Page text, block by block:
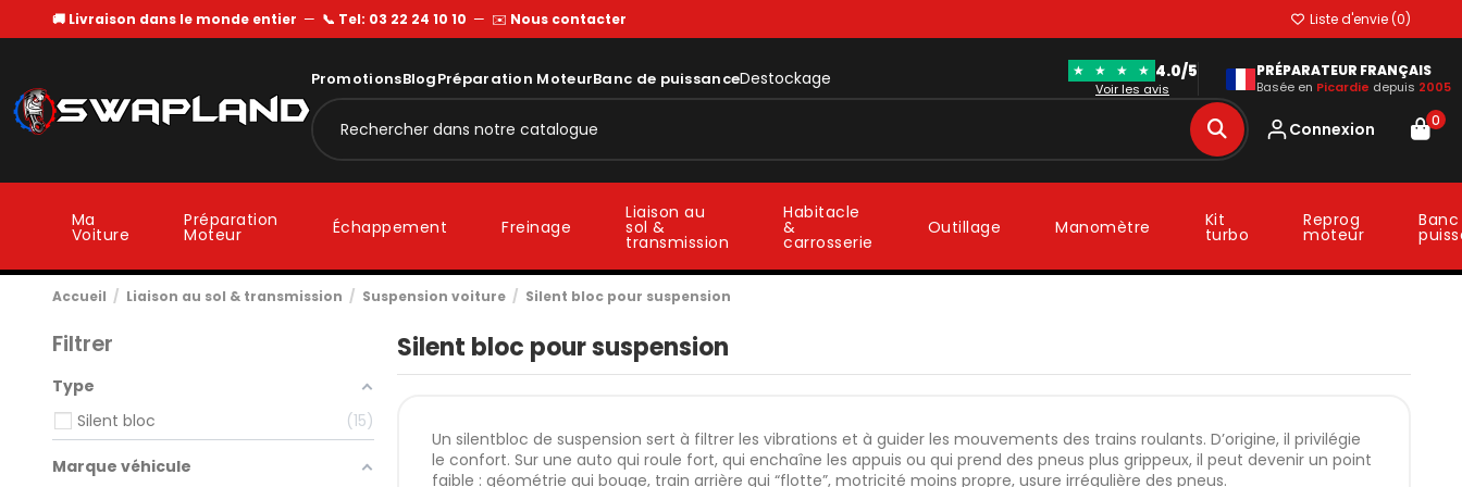
🚚 Livraison dans le monde entier — 📞 Tel: 03 22 24 10 10 — ✉️ Nous contacter Liste d'envie (0)
PromotionsBlogPréparation MoteurBanc de puissanceDestockage ★ ★ ★ ★ 4.0/5
Voir les avis
PRÉPARATEUR FRANÇAIS
Basée en Picardie depuis 2005
Connexion 0
Ma
Voiture
Préparation
Moteur Échappement Freinage
Liaison au
sol &
transmission
Habitacle
&
carrosserie
Outillage Manomètre Kit
turbo
Reprog
moteur
Accueil Liaison au sol & transmission Suspension voiture Silent bloc pour suspension
Silent bloc pour suspension
Un silentbloc de suspension sert à filtrer les vibrations et à guider les mouvements des trains roulants. D’origine, il privilégie
le confort. Sur une auto qui roule fort, qui enchaîne les appuis ou qui prend des pneus plus grippeux, il peut devenir un point
faible : géométrie qui bouge, train arrière qui “flotte”, motricité moins propre, usure irrégulière des pneus.
Filtrer
Type
Silent bloc
15
Marque véhicule